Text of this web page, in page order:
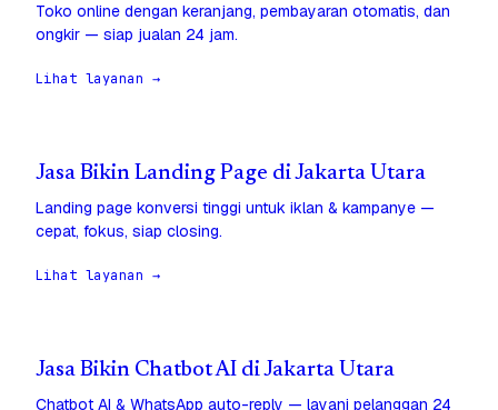
Toko online dengan keranjang, pembayaran otomatis, dan
ongkir — siap jualan 24 jam.
Lihat layanan →
Jasa Bikin Landing Page di Jakarta Utara
Landing page konversi tinggi untuk iklan & kampanye —
cepat, fokus, siap closing.
Lihat layanan →
Jasa Bikin Chatbot AI di Jakarta Utara
Chatbot AI & WhatsApp auto-reply — layani pelanggan 24